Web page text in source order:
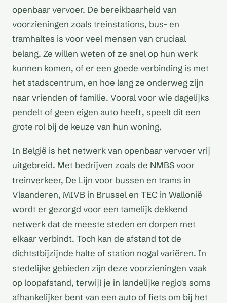
openbaar vervoer. De bereikbaarheid van
voorzieningen zoals treinstations, bus- en
tramhaltes is voor veel mensen van cruciaal
belang. Ze willen weten of ze snel op hun werk
kunnen komen, of er een goede verbinding is met
het stadscentrum, en hoe lang ze onderweg zijn
naar vrienden of familie. Vooral voor wie dagelijks
pendelt of geen eigen auto heeft, speelt dit een
grote rol bij de keuze van hun woning.
In België is het netwerk van openbaar vervoer vrij
uitgebreid. Met bedrijven zoals de NMBS voor
treinverkeer, De Lijn voor bussen en trams in
Vlaanderen, MIVB in Brussel en TEC in Wallonië
wordt er gezorgd voor een tamelijk dekkend
netwerk dat de meeste steden en dorpen met
elkaar verbindt. Toch kan de afstand tot de
dichtstbijzijnde halte of station nogal variëren. In
stedelijke gebieden zijn deze voorzieningen vaak
op loopafstand, terwijl je in landelijke regio's soms
afhankelijker bent van een auto of fiets om bij het